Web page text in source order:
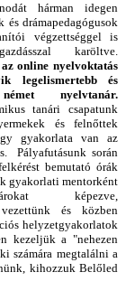
hárman idegen
és drámapedagógusok
végzettséggel is
karöltve.
online nyelvoktatás
legelismertebb és
nyelvtanár.
tanári csapatunk
és felnőttek
gyakorlata van az
Pályafutásunk során
bemutató órák
gyakorlati mentorként
képezve,
vezettünk és közben
helyzetgyakorlatok
kezeljük a "nehezen
számára megtalálni a
kihozzuk Belőled